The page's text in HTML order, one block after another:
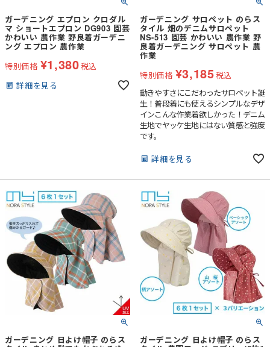
ガーデニング エプロン クロダル
マ ショートエプロン DG903 園芸
かわいい 農作業 野良着ガーデニ
ング エプロン 農作業
特別価格 ¥1,380税込
詳細を見る
ガーデニング サロペット のらス
タイル 畑のデニムサロペット
NS-513 園芸 かわいい 農作業 野
良着ガーデニング サロペット 農
作業
特別価格 ¥3,185税込
動きやすさにこだわったサロペット誕
生！普段着にも使えるシンプルなデザ
インこんな作業着欲しかった！デニム
生地でヤッケ生地にはない質感と強度
です。
詳細を見る
ガーデニング 日よけ帽子 のらス ガーデニング 日よけ帽子 のらス